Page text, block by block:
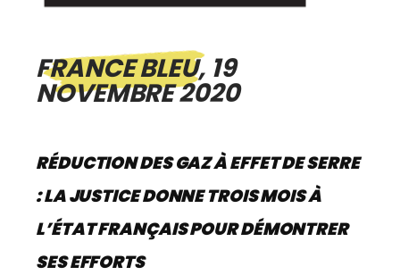
FRANCE BLEU, 19
NOVEMBRE 2020
RÉDUCTION DES GAZ À EFFET DE SERRE
: LA JUSTICE DONNE TROIS MOIS À
L’ÉTAT FRANÇAIS POUR DÉMONTRER
SES EFFORTS